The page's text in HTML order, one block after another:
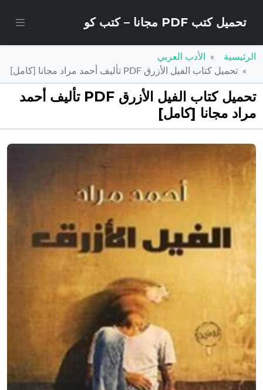
تحميل كتب PDF مجانا – كتب كو
الرئيسية
الأدب العربي
تحميل كتاب الفيل الأزرق PDF تأليف أحمد مراد مجانا [كامل]
تحميل كتاب الفيل الأزرق PDF تأليف أحمد
مراد مجانا [كامل]